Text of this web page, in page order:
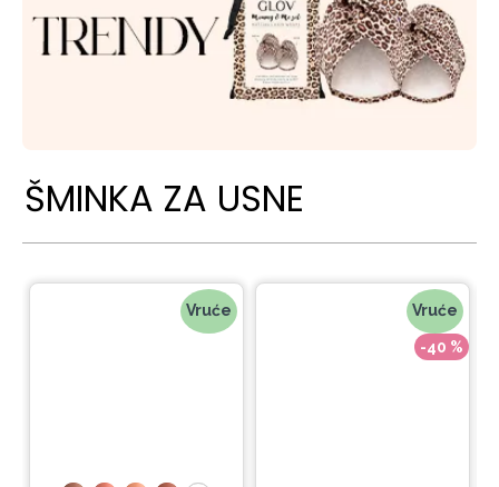
ŠMINKA ZA USNE
Vruće Vruće
-40 %